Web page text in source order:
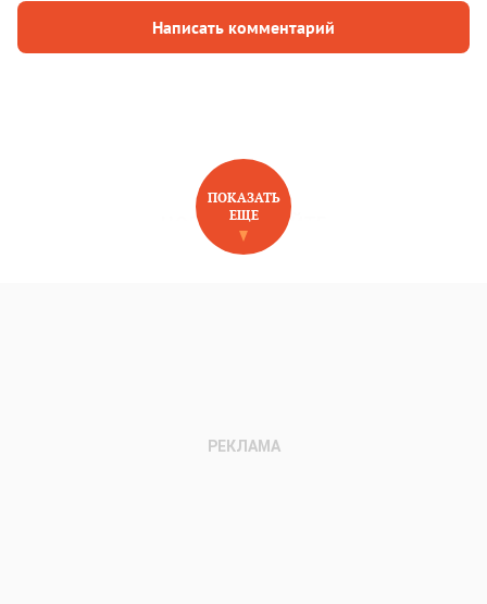
Написать комментарий
НОВОЕ НА САЙТЕ
ПОКАЗАТЬ
ЕЩЕ